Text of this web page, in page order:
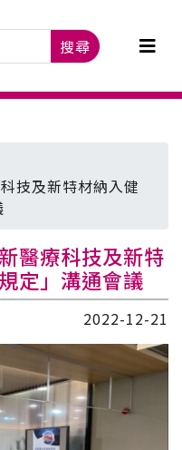
搜尋
技及新特材納入健
醫療科技及新特
定」溝通會議
2022-12-21